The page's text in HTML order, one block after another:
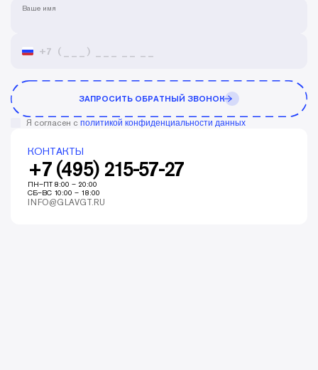
Ваше имя
ЗАПРОСИТЬ ОБРАТНЫЙ ЗВОНОК
Я согласен с политикой конфиденциальности данных
КОНТАКТЫ
+7 (495) 215-57-27
ПН–ПТ 8:00 – 20:00
СБ–ВС 10:00 – 18:00
INFO@GLAVGT.RU